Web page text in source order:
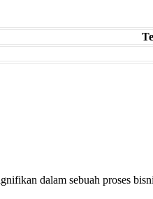
dalam sebuah proses